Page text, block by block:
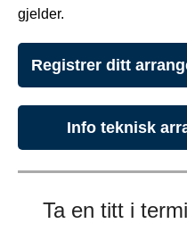
gjelder.
Registrer ditt
Info teknisk
Ta en titt i